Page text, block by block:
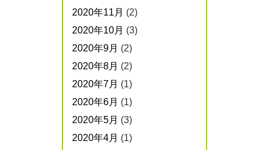
2020年11月 (2)
2020年10月 (3)
2020年9月 (2)
2020年8月 (2)
2020年7月 (1)
2020年6月 (1)
2020年5月 (3)
2020年4月 (1)